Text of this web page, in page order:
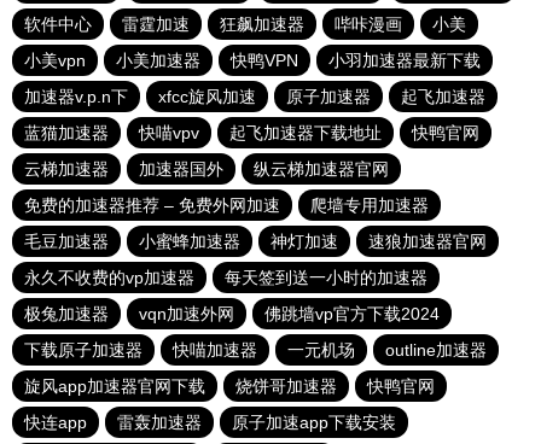
软件中心
雷霆加速 狂飙加速器 哔咔漫画
小美
小美vpn
小美加速器 快鸭VPN
小羽加速器最新下载
加速器v.p.n下
xfcc旋风加速 原子加速器
起飞加速器
蓝猫加速器
快喵vpv 起飞加速器下载地址
快鸭官网
云梯加速器
加速器国外
纵云梯加速器官网
免费的加速器推荐 – 免费外网加速
爬墙专用加速器
毛豆加速器
小蜜蜂加速器 神灯加速
速狼加速器官网
永久不收费的vp加速器
每天签到送一小时的加速器
极兔加速器
vqn加速外网
佛跳墙vp官方下载2024
下载原子加速器
快喵加速器 一元机场
outline加速器
旋风app加速器官网下载
烧饼哥加速器
快鸭官网
快连app
雷轰加速器 原子加速app下载安装